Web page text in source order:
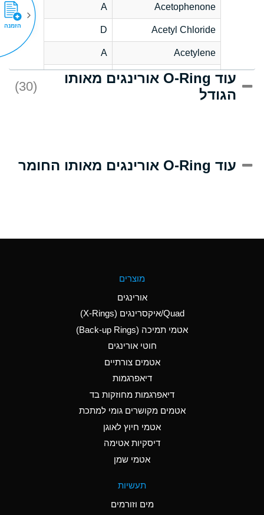
Acetophenone
A
Acetyl Chloride
D
Acetylene
A
Acrlylonitrile
D
Adipic Acid
(Aqueous)
Aluminum Nitrate
(Aqueous)
Aluminum Phosphate
Ammonia Anhydrous
A
Ammonia Gas (cold)
A
Ammonia Gas (hot)
עוד O-Ring אורינגים מאותו
הגודל
(30)
עוד O-Ring אורינגים מאותו החומר
מוצרים
אורינגים
Quad/איקסרינגים (X-Rings)
אטמי תמיכה (Back-up Rings)
חוטי אורינגים
אטמים צורתיים
דיאפרגמות
דיאפרגמות מחוזקות בד
אטמים מקושרים גומי למתכת
אטמי חיוץ לאוגן
דיסקיות אטימה
אטמי שמן
תעשיות
מים וזורמים
הזמנה